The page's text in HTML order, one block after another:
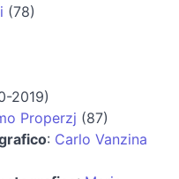
(78)
2019)
Properzj (87)
: Carlo Vanzina